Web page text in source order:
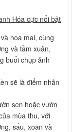
Hóa cực nổi bật
hoa mai, cùng
và tầm xuân,
buổi chụp ảnh
sẽ là điểm nhấn
sen hoặc vườn
mùa thu, với
sấu, xoan và